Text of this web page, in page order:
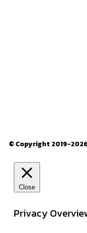
© Copyright 2019-
Close
Privacy